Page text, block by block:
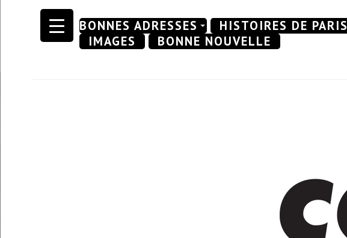
Skip
BONNES ADRESSES HISTOIRES DE PARIS
IMAGES
BONNE NOUVELLE